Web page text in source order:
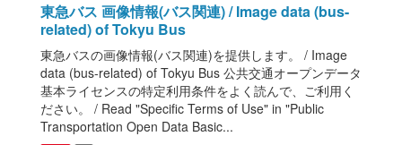
東急バス 画像情報(バス関連) / Image data (bus-
related) of Tokyu Bus
東急バスの画像情報(バス関連)を提供します。 / Image
data (bus-related) of Tokyu Bus 公共交通オープンデータ
基本ライセンスの特定利用条件をよく読んで、ご利用く
ださい。 / Read "Specific Terms of Use" in "Public
Transportation Open Data Basic...